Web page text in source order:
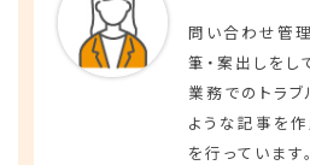
問い合わせ管
筆・案出しをし
業務でのトラ
ような記事を
を行っています。